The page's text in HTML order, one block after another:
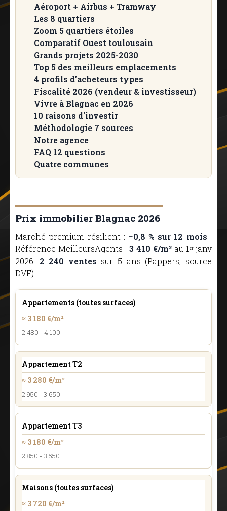
Aéroport + Airbus + Tramway
Les 8 quartiers
Zoom 5 quartiers étoiles
Comparatif Ouest toulousain
Grands projets 2025-2030
Top 5 des meilleurs emplacements
4 profils d'acheteurs types
Fiscalité 2026 (vendeur & investisseur)
Vivre à Blagnac en 2026
10 raisons d'investir
Méthodologie 7 sources
Notre agence
FAQ 12 questions
Quatre communes
Prix immobilier Blagnac 2026
Marché premium résilient : −0,8 % sur 12 mois
Référence MeilleursAgents : 3 410 €/m² au 1ᵉʳ janv
2026. 2 240 ventes sur 5 ans (Pappers, source
DVF).
Appartements (toutes surfaces)
≈ 3 180 €/m²
2 480 - 4 100
Appartement T2
≈ 3 280 €/m²
2 950 - 3 650
Appartement T3
≈ 3 180 €/m²
2 850 - 3 550
Maisons (toutes surfaces)
≈ 3 720 €/m²